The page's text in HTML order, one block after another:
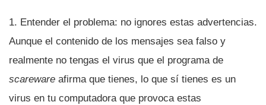
1. Entender el problema: no ignores estas advertencias.
Aunque el contenido de los mensajes sea falso y
realmente no tengas el virus que el programa de
scareware afirma que tienes, lo que sí­ tienes es un
virus en tu computadora que provoca estas